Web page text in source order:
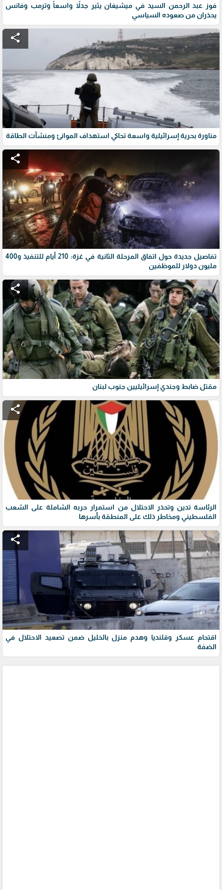
فوز عبد الرحمن السيد في ميشيغان يثير جدلاً واسعاً وترمب وفانس
يحذران من صعوده السياسي
share
مناورة بحرية إسرائيلية واسعة تحاكي استهداف الموانئ ومنشآت الطاقة
share
تفاصيل جديدة حول اتفاق المرحلة الثانية في غزة: 210 أيام للتنفيذ و400
مليون دولار للموظفين
share
مقتل ضابط وجندي إسرائيليين جنوب لبنان
share
الرئاسة تدين وتحذر الاحتلال من استمرار حربه الشاملة على الشعب
الفلسطيني ومخاطر ذلك على المنطقة بأسرها
share
اقتحام عسكر وقلنديا وهدم منزل بالخليل ضمن تصعيد الاحتلال في
الضفة